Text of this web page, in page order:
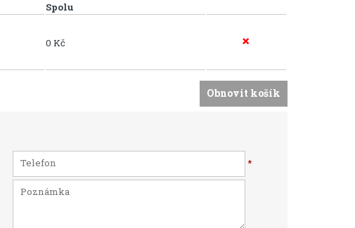
Spolu
0 Kč
*